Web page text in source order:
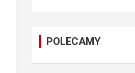
POLECAMY